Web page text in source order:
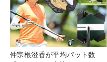
仲宗根澄香が平均パット数